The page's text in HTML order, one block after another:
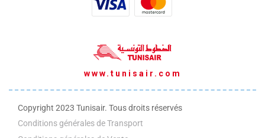
www.tunisair.com
Copyright 2023 Tunisair. Tous droits réservés
Conditions générales de Transport